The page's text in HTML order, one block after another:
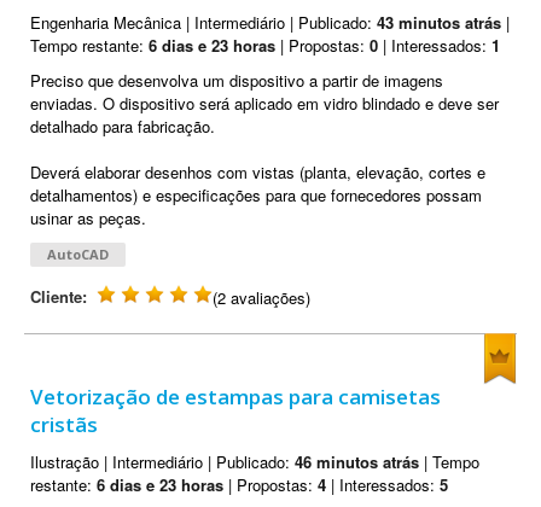
Engenharia Mecânica | Intermediário | Publicado: 43 minutos atrás |
Tempo restante: 6 dias e 23 horas | Propostas: 0 | Interessados: 1
Preciso que desenvolva um dispositivo a partir de imagens
enviadas. O dispositivo será aplicado em vidro blindado e deve ser
detalhado para fabricação.
Deverá elaborar desenhos com vistas (planta, elevação, cortes e
detalhamentos) e especificações para que fornecedores possam
usinar as peças.
AutoCAD
Cliente: (2 avaliações)
Vetorização de estampas para camisetas
cristãs
Ilustração | Intermediário | Publicado: 46 minutos atrás | Tempo
restante: 6 dias e 23 horas | Propostas: 4 | Interessados: 5